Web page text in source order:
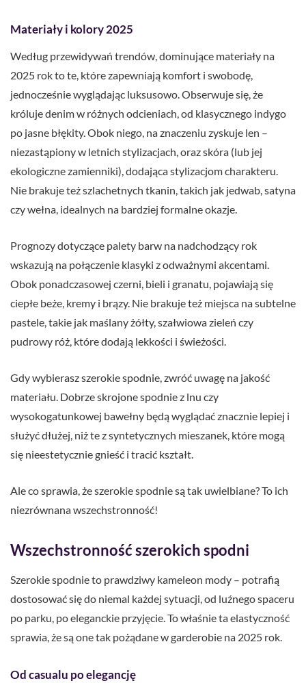
Materiały i kolory 2025
Według przewidywań trendów, dominujące materiały na
2025 rok to te, które zapewniają komfort i swobodę,
jednocześnie wyglądając luksusowo. Obserwuje się, że
króluje denim w różnych odcieniach, od klasycznego indygo
po jasne błękity. Obok niego, na znaczeniu zyskuje len –
niezastąpiony w letnich stylizacjach, oraz skóra (lub jej
ekologiczne zamienniki), dodająca stylizacjom charakteru.
Nie brakuje też szlachetnych tkanin, takich jak jedwab, satyna
czy wełna, idealnych na bardziej formalne okazje.
Prognozy dotyczące palety barw na nadchodzący rok
wskazują na połączenie klasyki z odważnymi akcentami.
Obok ponadczasowej czerni, bieli i granatu, pojawiają się
ciepłe beże, kremy i brązy. Nie brakuje też miejsca na subtelne
pastele, takie jak maślany żółty, szałwiowa zieleń czy
pudrowy róż, które dodają lekkości i świeżości.
Gdy wybierasz szerokie spodnie, zwróć uwagę na jakość
materiału. Dobrze skrojone spodnie z lnu czy
wysokogatunkowej bawełny będą wyglądać znacznie lepiej i
służyć dłużej, niż te z syntetycznych mieszanek, które mogą
się nieestetycznie gnieść i tracić kształt.
Ale co sprawia, że szerokie spodnie są tak uwielbiane? To ich
niezrównana wszechstronność!
Wszechstronność szerokich spodni
Szerokie spodnie to prawdziwy kameleon mody – potrafią
dostosować się do niemal każdej sytuacji, od luźnego spaceru
po parku, po eleganckie przyjęcie. To właśnie ta elastyczność
sprawia, że są one tak pożądane w garderobie na 2025 rok.
Od casualu po elegancję